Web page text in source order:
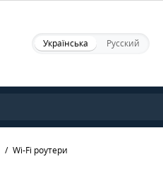
Українська Русский
Wi-Fi роутери